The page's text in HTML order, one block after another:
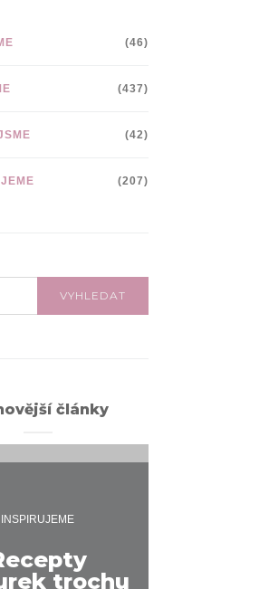
(46)
(437)
(42)
(207)
VYHLEDAT
články
INSPIRUJEME
trochu